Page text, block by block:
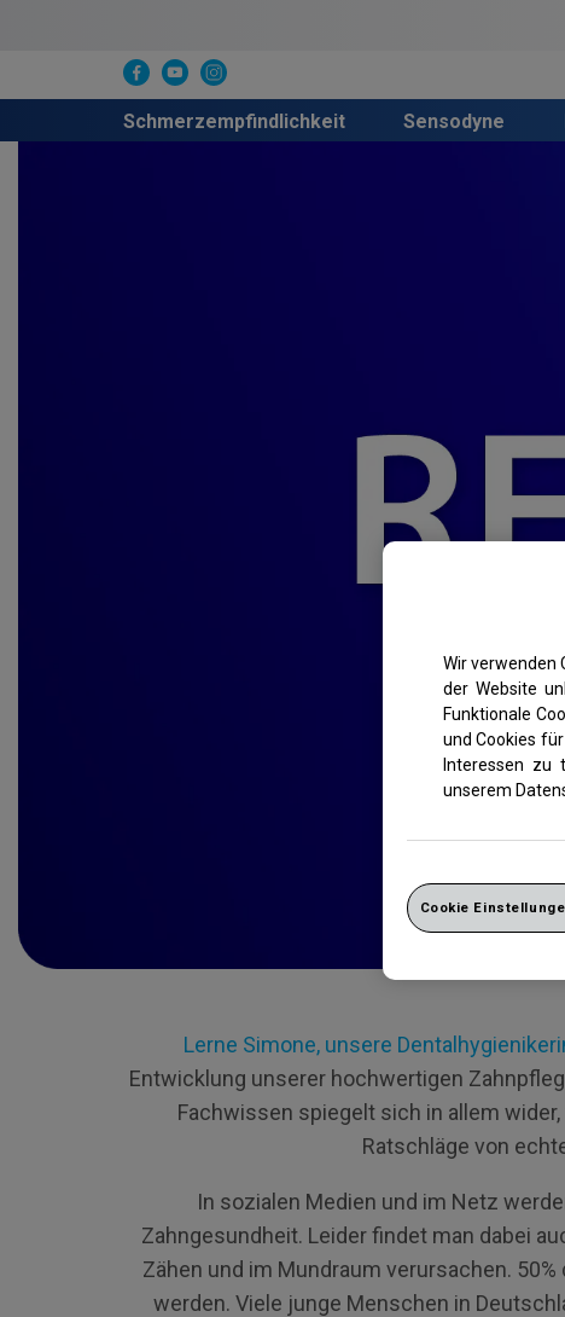
Schmerzempfindlichkeit Sensodyne
Lerne Simone, unsere
Entwicklung unserer hochwertigen
Fachwissen spiegelt sich in allem
Ratschläge von
In sozialen Medien und im Netz
Zahngesundheit. Leider findet man dabei
Zähen und im Mundraum verursachen.
werden. Viele junge Menschen in
Wir verwenden
der Website
Funktionale
und Cookies
Interessen zu
unserem
Cookie